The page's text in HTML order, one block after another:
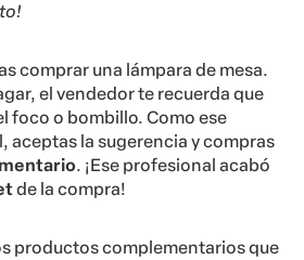
comprar una lámpara de mesa.
el vendedor te recuerda que
foco o bombillo. Como ese
aceptas la sugerencia y compras
. ¡Ese profesional acabó
de la compra!
productos complementarios que